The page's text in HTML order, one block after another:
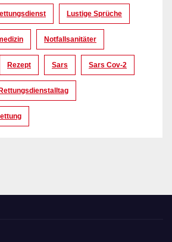
Lustige Sprüche
Notfallsanitäter
Rezept Sars Sars Cov-2